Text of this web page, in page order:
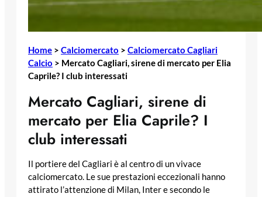
Home > Calciomercato > Calciomercato Cagliari
Calcio > Mercato Cagliari, sirene di mercato per Elia
Caprile? I club interessati
Mercato Cagliari, sirene di
mercato per Elia Caprile? I
club interessati
Il portiere del Cagliari è al centro di un vivace
calciomercato. Le sue prestazioni eccezionali hanno
attirato l’attenzione di Milan, Inter e secondo le